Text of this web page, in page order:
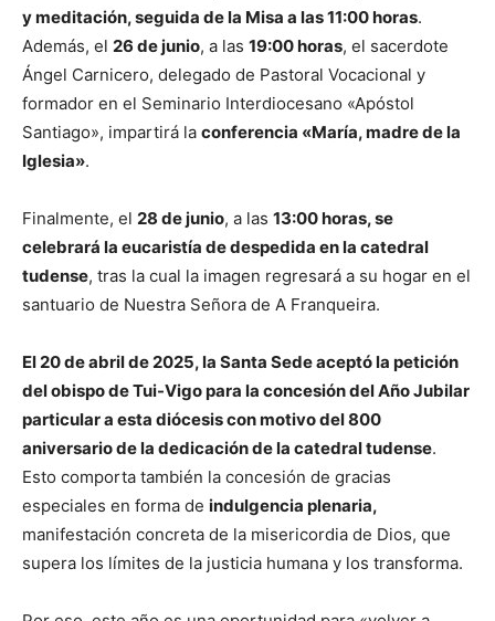
y meditación, seguida de la Misa a las 11:00 horas.
Además, el 26 de junio, a las 19:00 horas, el sacerdote
Ángel Carnicero, delegado de Pastoral Vocacional y
formador en el Seminario Interdiocesano «Apóstol
Santiago», impartirá la conferencia «María, madre de la
Iglesia».
Finalmente, el 28 de junio, a las 13:00 horas, se
celebrará la eucaristía de despedida en la catedral
tudense, tras la cual la imagen regresará a su hogar en el
santuario de Nuestra Señora de A Franqueira.
El 20 de abril de 2025, la Santa Sede aceptó la petición
del obispo de Tui-Vigo para la concesión del Año Jubilar
particular a esta diócesis con motivo del 800
aniversario de la dedicación de la catedral tudense.
Esto comporta también la concesión de gracias
especiales en forma de indulgencia plenaria,
manifestación concreta de la misericordia de Dios, que
supera los límites de la justicia humana y los transforma.